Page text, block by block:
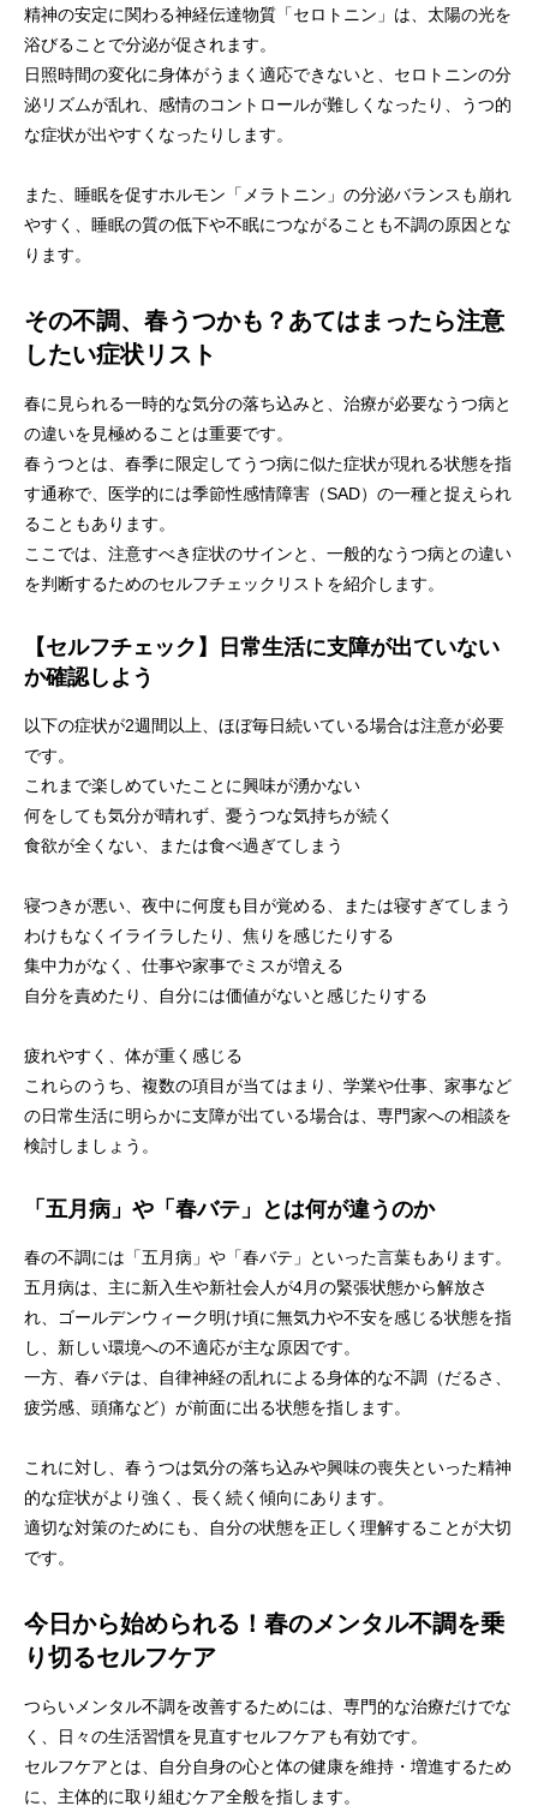
精神の安定に関わる神経伝達物質「セロトニン」は、太陽の光を
浴びることで分泌が促されます。
日照時間の変化に身体がうまく適応できないと、セロトニンの分
泌リズムが乱れ、感情のコントロールが難しくなったり、うつ的
な症状が出やすくなったりします。
また、睡眠を促すホルモン「メラトニン」の分泌バランスも崩れ
やすく、睡眠の質の低下や不眠につながることも不調の原因とな
ります。
その不調、春うつかも？あてはまったら注意
したい症状リスト
春に見られる一時的な気分の落ち込みと、治療が必要なうつ病と
の違いを見極めることは重要です。
春うつとは、春季に限定してうつ病に似た症状が現れる状態を指
す通称で、医学的には季節性感情障害（SAD）の一種と捉えられ
ることもあります。
ここでは、注意すべき症状のサインと、一般的なうつ病との違い
を判断するためのセルフチェックリストを紹介します。
【セルフチェック】日常生活に支障が出ていない
か確認しよう
以下の症状が2週間以上、ほぼ毎日続いている場合は注意が必要
です。
これまで楽しめていたことに興味が湧かない
何をしても気分が晴れず、憂うつな気持ちが続く
食欲が全くない、または食べ過ぎてしまう
寝つきが悪い、夜中に何度も目が覚める、または寝すぎてしまう
わけもなくイライラしたり、焦りを感じたりする
集中力がなく、仕事や家事でミスが増える
自分を責めたり、自分には価値がないと感じたりする
疲れやすく、体が重く感じる
これらのうち、複数の項目が当てはまり、学業や仕事、家事など
の日常生活に明らかに支障が出ている場合は、専門家への相談を
検討しましょう。
「五月病」や「春バテ」とは何が違うのか
春の不調には「五月病」や「春バテ」といった言葉もあります。
五月病は、主に新入生や新社会人が4月の緊張状態から解放さ
れ、ゴールデンウィーク明け頃に無気力や不安を感じる状態を指
し、新しい環境への不適応が主な原因です。
一方、春バテは、自律神経の乱れによる身体的な不調（だるさ、
疲労感、頭痛など）が前面に出る状態を指します。
これに対し、春うつは気分の落ち込みや興味の喪失といった精神
的な症状がより強く、長く続く傾向にあります。
適切な対策のためにも、自分の状態を正しく理解することが大切
です。
今日から始められる！春のメンタル不調を乗
り切るセルフケア
つらいメンタル不調を改善するためには、専門的な治療だけでな
く、日々の生活習慣を見直すセルフケアも有効です。
セルフケアとは、自分自身の心と体の健康を維持・増進するため
に、主体的に取り組むケア全般を指します。